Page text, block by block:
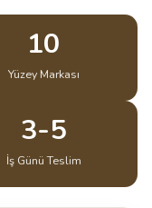
10
Yüzey Markası
3-5
İş Günü Teslim